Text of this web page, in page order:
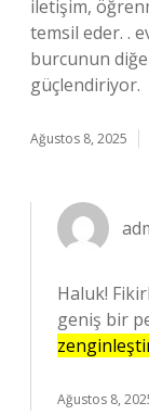
iletişim,
temsil eder. .
burcunun
güçlendiriyor.
Ağustos 8, 2025
Haluk!
geniş bir
Ağustos 8,